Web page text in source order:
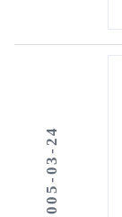
2005-03-24